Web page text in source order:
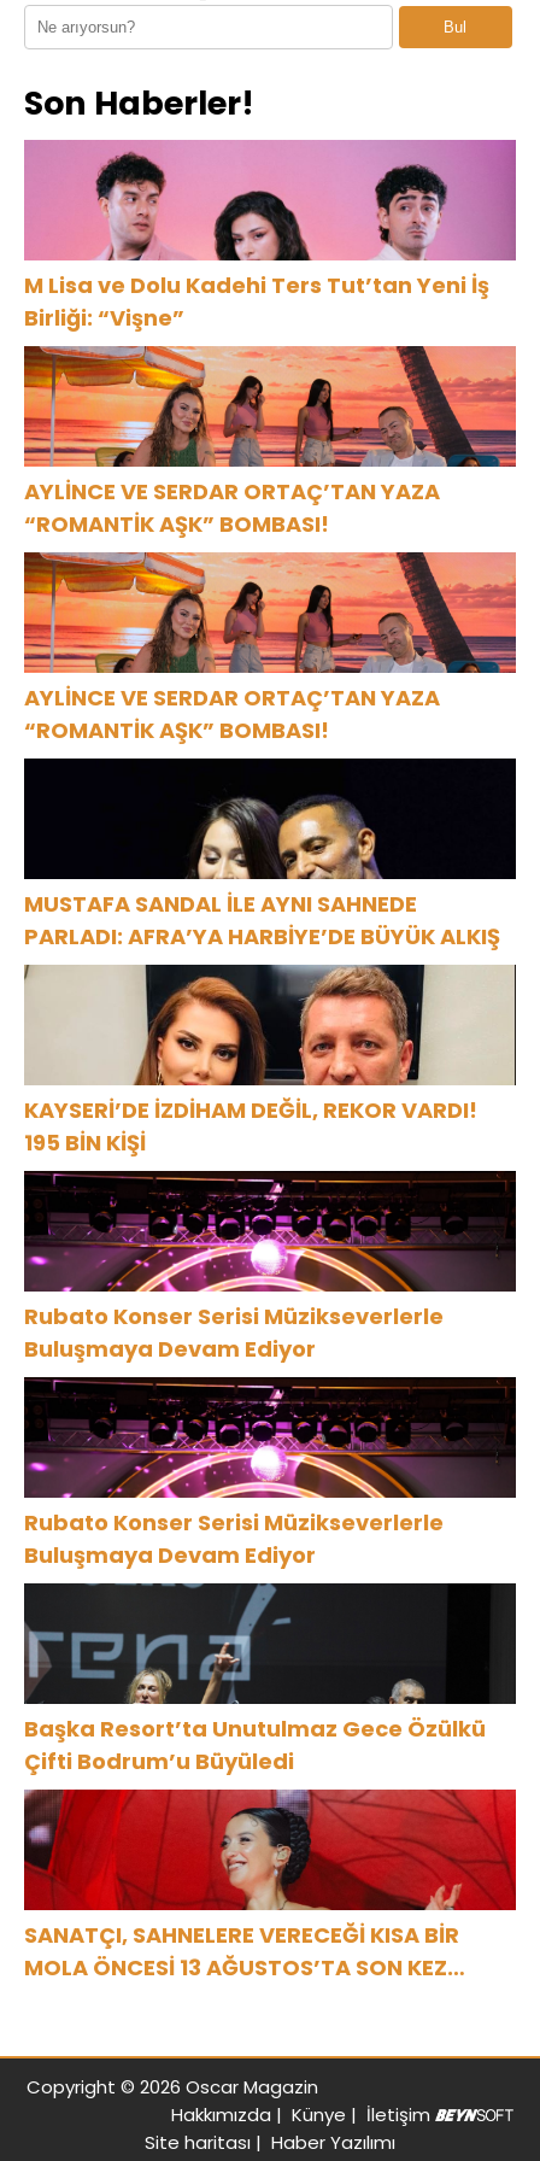
Sorular”Bul
Son Haberler!
M Lisa ve Dolu Kadehi Ters Tut’tan Yeni İş
Birliği: “Vişne”
AYLİNCE VE SERDAR ORTAÇ’TAN YAZA
“ROMANTİK AŞK” BOMBASI!
AYLİNCE VE SERDAR ORTAÇ’TAN YAZA
“ROMANTİK AŞK” BOMBASI!
MUSTAFA SANDAL İLE AYNI SAHNEDE
PARLADI: AFRA’YA HARBİYE’DE BÜYÜK ALKIŞ
KAYSERİ’DE İZDİHAM DEĞİL, REKOR VARDI!
195 BİN KİŞİ
Rubato Konser Serisi Müzikseverlerle
Buluşmaya Devam Ediyor
Rubato Konser Serisi Müzikseverlerle
Buluşmaya Devam Ediyor
Başka Resort’ta Unutulmaz Gece Özülkü
Çifti Bodrum’u Büyüledi
SANATÇI, SAHNELERE VERECEĞİ KISA BİR
MOLA ÖNCESİ 13 AĞUSTOS’TA SON KEZ
Copyright © 2026 Oscar Magazin
Hakkımızda |Künye | İletişim
Site haritası | Haber Yazılımı